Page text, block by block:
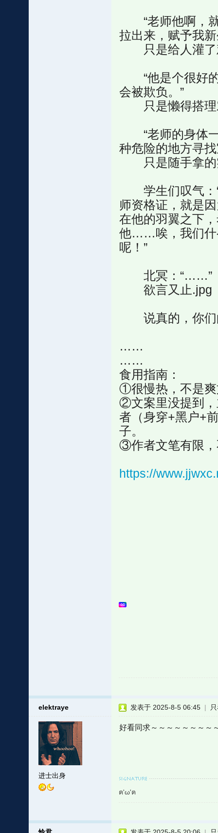
“老师他啊，就
拉出来，赋予我新
只是给人灌了
“他是个很好的
会被欺负。”
只是懒得搭理
“老师的身体一
种危险的地方寻
只是随手拿的
学生们叹气：“
师资格证，就是
在他的羽翼之下
他……唉，我们什
呢！”
北冥：“……”
欲言又止.jpg
说真的，你们
……
……
食用指南：
①很慢热，不是
②文案里没提到，
者（身穿+黑户+
子。
③作者文笔有限
https://
elektraye
进士出身
发表于 2025-8-5 06:45 |
好看同求～～～～～～～～
ฅ'ω'ฅ